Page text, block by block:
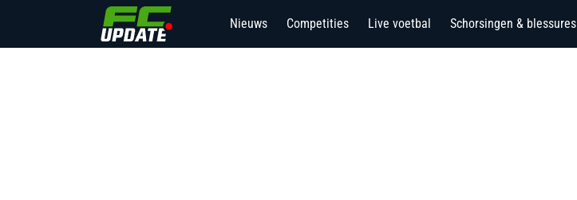
Nieuws Competities Live voetbal Schorsingen & blessures